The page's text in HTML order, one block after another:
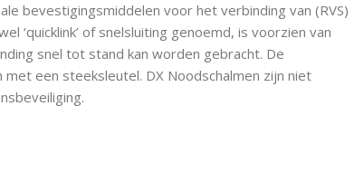
bevestigingsmiddelen voor het verbinding van (RVS)
‘quicklink’ of snelsluiting genoemd, is voorzien van
snel tot stand kan worden gebracht. De
een steeksleutel. DX Noodschalmen zijn niet